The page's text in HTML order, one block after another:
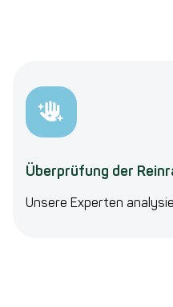
Überprüfung der
Unsere Experten